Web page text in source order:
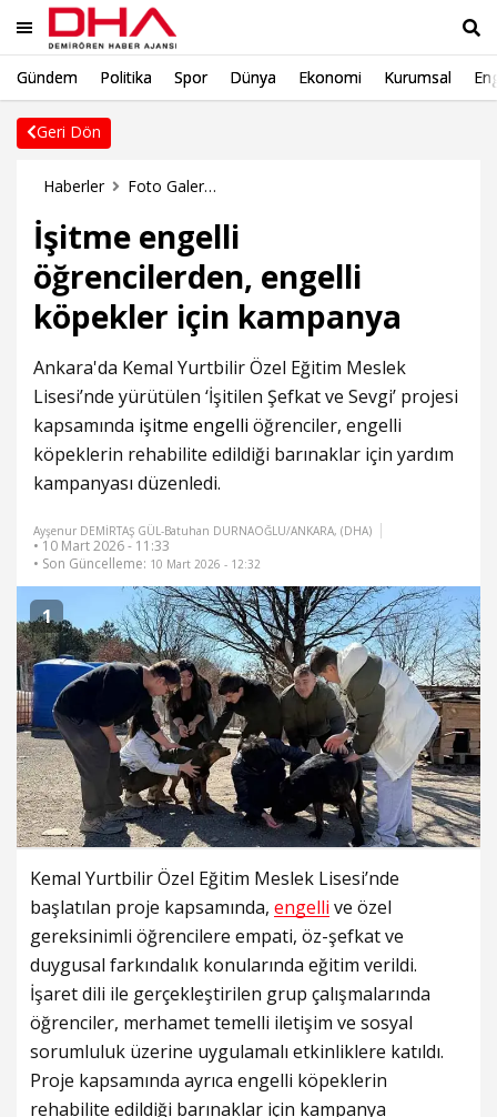
Geri Dön
Gündem Politika Spor Dünya Ekonomi Kurumsal
Haberler Foto Galeri Haberleri
İşitme engelli
öğrencilerden, engelli
köpekler için kampanya
Ankara'da Kemal Yurtbilir Özel Eğitim Meslek
Lisesi’nde yürütülen ‘İşitilen Şefkat ve Sevgi’ projesi
kapsamında işitme engelli öğrenciler, engelli
köpeklerin rehabilite edildiği barınaklar için yardım
kampanyası düzenledi.
Ayşenur DEMİRTAŞ GÜL-Batuhan DURNAOĞLU/ANKARA, (DHA)
• 10 Mart 2026 - 11:33
• Son Güncelleme: 10 Mart 2026 - 12:32
1
Kemal Yurtbilir Özel Eğitim Meslek Lisesi’nde
başlatılan proje kapsamında, engelli ve özel
gereksinimli öğrencilere empati, öz-şefkat ve
duygusal farkındalık konularında eğitim verildi.
İşaret dili ile gerçekleştirilen grup çalışmalarında
öğrenciler, merhamet temelli iletişim ve sosyal
sorumluluk üzerine uygulamalı etkinliklere katıldı.
Proje kapsamında ayrıca engelli köpeklerin
rehabilite edildiği barınaklar için kampanya